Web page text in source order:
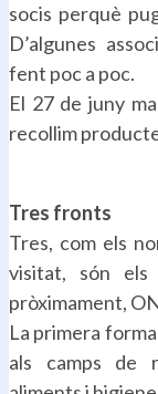
socis perquè
D’algunes
fent poc a poc.
El 27 de juny
recollim
Tres fronts
Tres, com els
visitat, són els
pròximament,
La primera
als camps de